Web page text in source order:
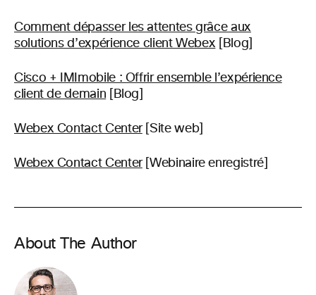
Comment dépasser les attentes grâce aux
solutions d’expérience client Webex [Blog]
Cisco + IMImobile : Offrir ensemble l’expérience
client de demain [Blog]
Webex Contact Center[Site web]
Webex Contact Center[Webinaire enregistré]
About The Author